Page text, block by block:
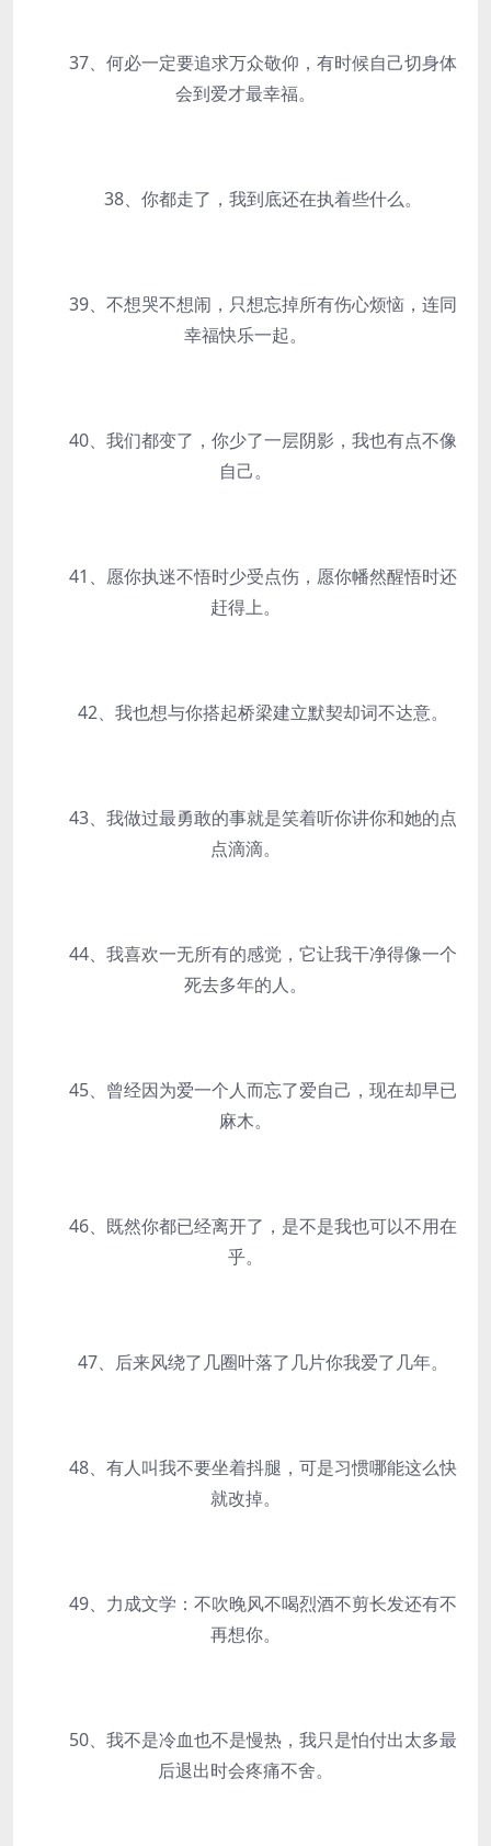
37、何必一定要追求万众敬仰，有时候自己切身体
会到爱才最幸福。
38、你都走了，我到底还在执着些什么。
39、不想哭不想闹，只想忘掉所有伤心烦恼，连同
幸福快乐一起。
40、我们都变了，你少了一层阴影，我也有点不像
自己。
41、愿你执迷不悟时少受点伤，愿你幡然醒悟时还
赶得上。
42、我也想与你搭起桥梁建立默契却词不达意。
43、我做过最勇敢的事就是笑着听你讲你和她的点
点滴滴。
44、我喜欢一无所有的感觉，它让我干净得像一个
死去多年的人。
45、曾经因为爱一个人而忘了爱自己，现在却早已
麻木。
46、既然你都已经离开了，是不是我也可以不用在
乎。
47、后来风绕了几圈叶落了几片你我爱了几年。
48、有人叫我不要坐着抖腿，可是习惯哪能这么快
就改掉。
49、力成文学：不吹晚风不喝烈酒不剪长发还有不
再想你。
50、我不是冷血也不是慢热，我只是怕付出太多最
后退出时会疼痛不舍。